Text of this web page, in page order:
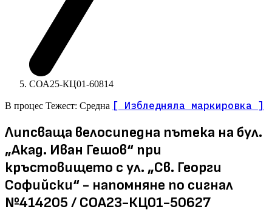
СОА25-КЦ01-60814
В процес Тежест: Средна [ Избледняла маркировка ]
Липсваща велосипедна пътека на бул.
„Акад. Иван Гешов“ при
кръстовището с ул. „Св. Георги
Софийски“ - напомняне по сигнал
№414205 / СОА23-КЦ01-50627